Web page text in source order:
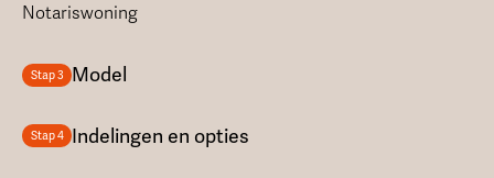
Notariswoning
Stap 3 Model
Stap 4 Indelingen en opties